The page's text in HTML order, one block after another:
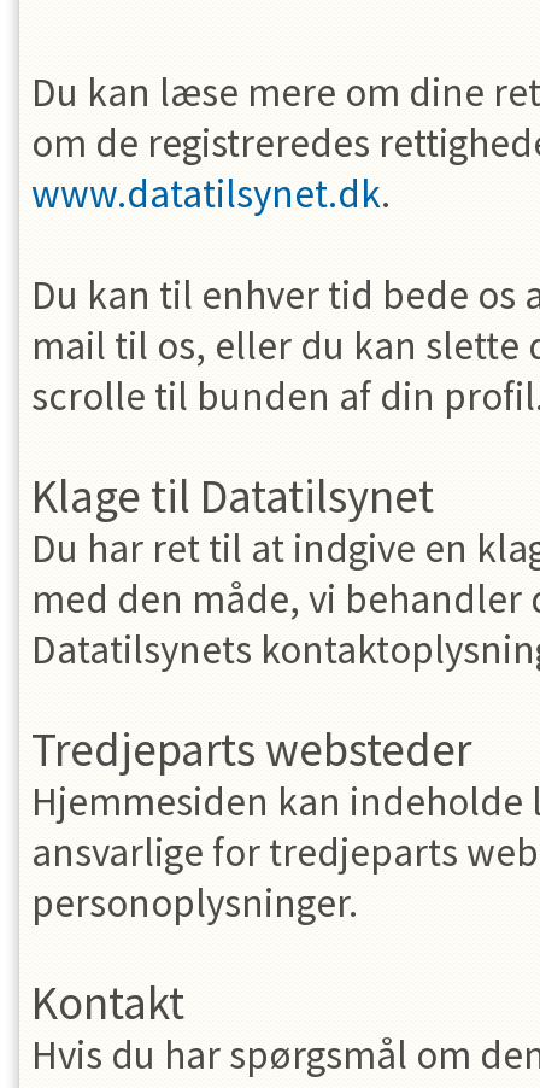
Du kan læse mere om dine
om de registreredes
www.datatilsynet.dk.
Du kan til enhver tid bede
mail til os, eller du kan slette
scrolle til bunden af din
Klage til Datatilsynet
Du har ret til at indgive en
med den måde, vi
Datatilsynets
Tredjeparts websteder
Hjemmesiden kan
ansvarlige for tredjeparts
personoplysninger.
Kontakt
Hvis du har spørgsmål om